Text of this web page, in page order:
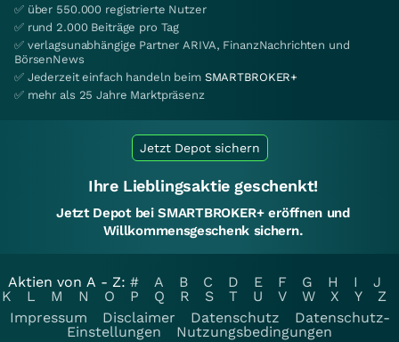
✅ über 550.000 registrierte Nutzer
✅ rund 2.000 Beiträge pro Tag
✅ verlagsunabhängige Partner ARIVA, FinanzNachrichten und
BörsenNews
✅ Jederzeit einfach handeln beim SMARTBROKER+
✅ mehr als 25 Jahre Marktpräsenz
Jetzt Depot sichern
Ihre Lieblingsaktie geschenkt!
Jetzt Depot bei SMARTBROKER+ eröffnen und
Willkommensgeschenk sichern.
Aktien von A - Z: # A B C D E F G H I
J
K
L M N O P Q R S T U V W X Y
Z
Impressum
Disclaimer Datenschutz
Datenschutz-
Einstellungen
Nutzungsbedingungen